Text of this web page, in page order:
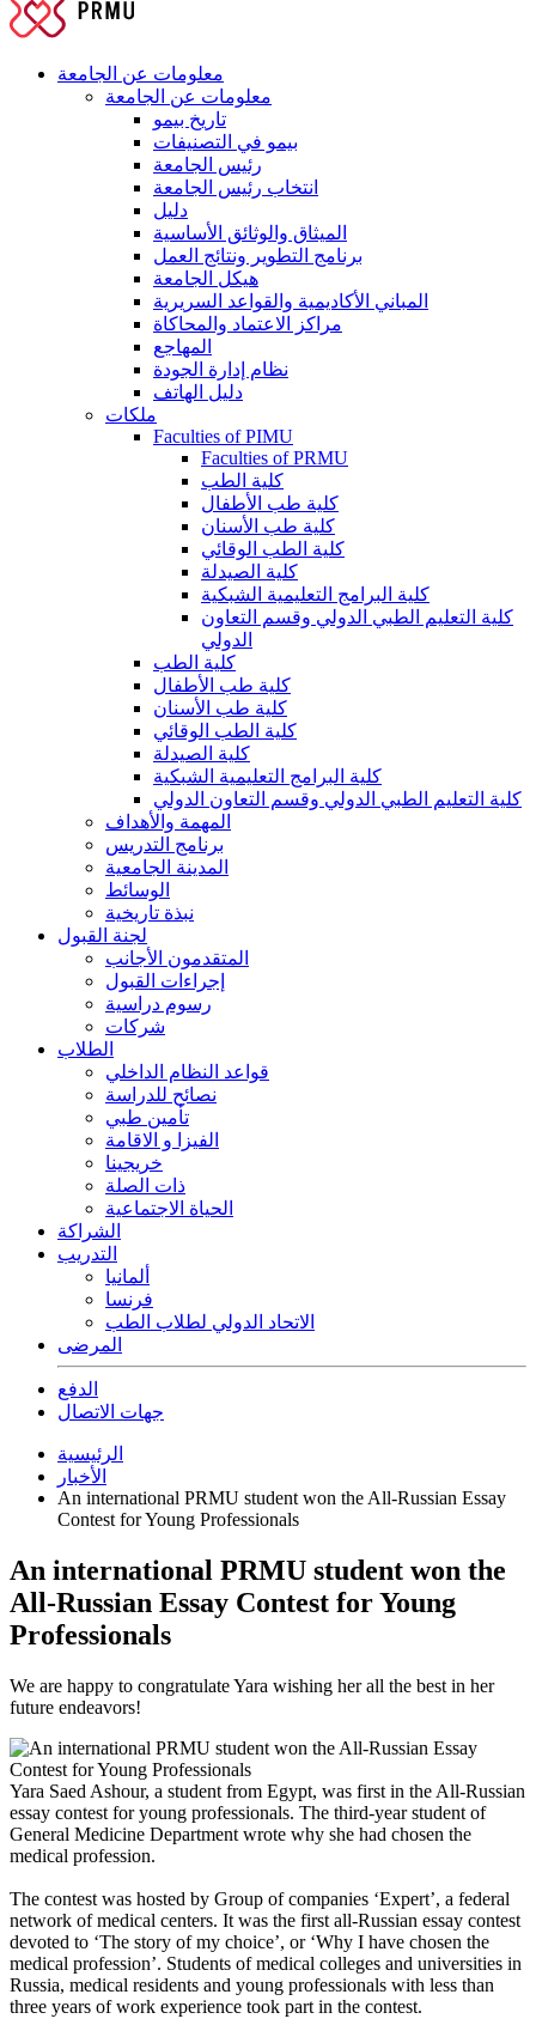
معلومات عن الجامعة
معلومات عن الجامعة
تاريخ بيمو
بيمو في التصنيفات
رئيس الجامعة
انتخاب رئيس الجامعة
دليل
الميثاق والوثائق الأساسية
برنامج التطوير ونتائج العمل
هيكل الجامعة
المباني الأكاديمية والقواعد السريرية
مراكز الاعتماد والمحاكاة
المهاجع
نظام إدارة الجودة
دليل الهاتف
ملكات
Faculties of PIMU
Faculties of PRMU
كلية الطب
كلية طب الأطفال
كلية طب الأسنان
كلية الطب الوقائي
كلية الصيدلة
كلية البرامج التعليمية الشبكية
كلية التعليم الطبي الدولي وقسم التعاون
الدولي
كلية الطب
كلية طب الأطفال
كلية طب الأسنان
كلية الطب الوقائي
كلية الصيدلة
كلية البرامج التعليمية الشبكية
كلية التعليم الطبي الدولي وقسم التعاون الدولي
المهمة والأهداف
برنامج التدريس
المدينة الجامعية
الوسائط
نبذة تاريخية
لجنة القبول
المتقدمون الأجانب
إجراءات القبول
رسوم دراسية
شركات
الطلاب
قواعد النظام الداخلي
نصائح للدراسة
تأمين طبي
الفيزا و الاقامة
خريجينا
ذات الصلة
الحياة الاجتماعية
الشراكة
التدريب
ألمانيا
فرنسا
الاتحاد الدولي لطلاب الطب
المرضى
الدفع
جهات الاتصال
الرئيسية
الأخبار
An international PRMU student won the All-Russian Essay
Contest for Young Professionals
An international PRMU student won the
All-Russian Essay Contest for Young
Professionals
We are happy to congratulate Yara wishing her all the best in her
future endeavors!
Yara Saed Ashour, a student from Egypt, was first in the All-Russian
essay contest for young professionals. The third-year student of
General Medicine Department wrote why she had chosen the
medical profession.
The contest was hosted by Group of companies ‘Expert’, a federal
network of medical centers. It was the first all-Russian essay contest
devoted to ‘The story of my choice’, or ‘Why I have chosen the
medical profession’. Students of medical colleges and universities in
Russia, medical residents and young professionals with less than
three years of work experience took part in the contest.